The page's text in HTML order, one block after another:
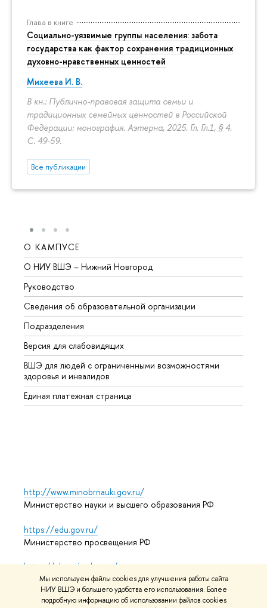
Мы используем файлы cookies для улучшения работы сайта
НИУ ВШЭ и большего удобства его использования. Более
подробную информацию об использовании файлов cookies
Глава в книге
Социально-уязвимые группы населения: забота
государства как фактор сохранения традиционных
духовно-нравственных ценностей
Михеева И. В.
В кн.: Публично-правовая защита семьи и
традиционных семейных ценностей в Российской
Федерации: монография. Аэтерна, 2025. Гл. Гл.1, § 4.
С. 49-59.
Все публикации
О КАМПУСЕ
О НИУ ВШЭ – Нижний Новгород
Руководство
Сведения об образовательной организации
Подразделения
Версия для слабовидящих
ВШЭ для людей с ограниченными возможностями
здоровья и инвалидов
Единая платежная страница
http://www.minobrnauki.gov.ru/
Министерство науки и высшего образования РФ
https://edu.gov.ru/
Министерство просвещения РФ
https://elearning.hse.ru/mooc
Массовые открытые онлайн-курсы